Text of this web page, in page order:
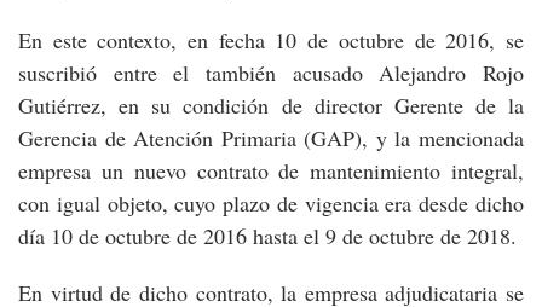
En este contexto, en fecha 10 de octubre de 2016, se
suscribió entre el también acusado Alejandro Rojo
Gutiérrez, en su condición de director Gerente de la
Gerencia de Atención Primaria (GAP), y la mencionada
empresa un nuevo contrato de mantenimiento integral,
con igual objeto, cuyo plazo de vigencia era desde dicho
día 10 de octubre de 2016 hasta el 9 de octubre de 2018.
En virtud de dicho contrato, la empresa adjudicataria se